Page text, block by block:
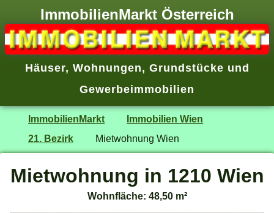
ImmobilienMarkt Österreich
Häuser, Wohnungen, Grundstücke und
Gewerbeimmobilien
ImmobilienMarkt
Immobilien Wien
21. Bezirk
Mietwohnung Wien
Mietwohnung in 1210 Wien
Wohnfläche: 48,50 m²